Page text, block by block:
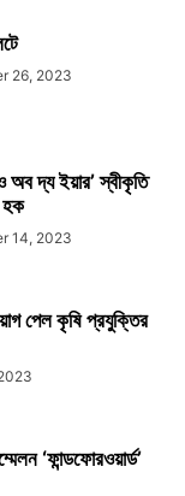
26, 2023
অব দ্য ইয়ার’ স্বীকৃতি
হক
14, 2023
পেল কৃষি প্রযুক্তির
‘ফান্ডফোরওয়ার্ড’